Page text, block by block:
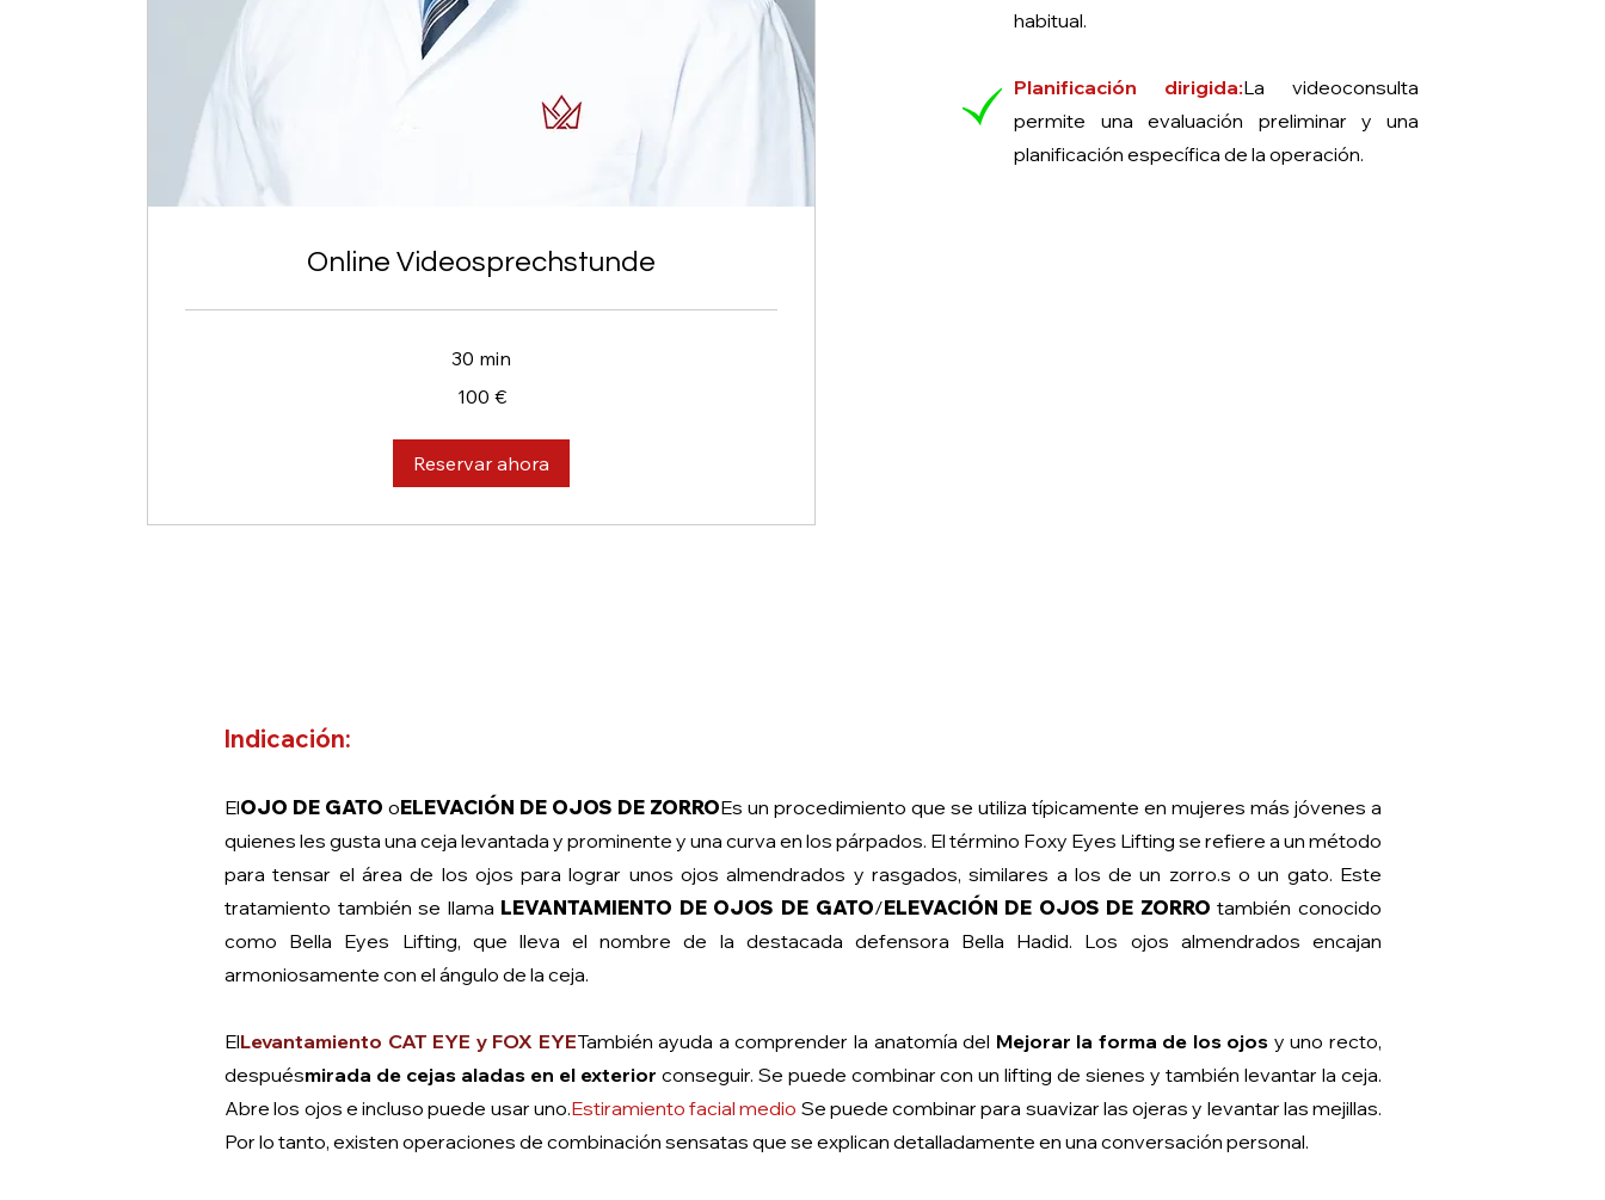
Online Videosprechstunde
30 min
100 €
Reservar ahora
habitual.
Planificación dirigida:La videoconsulta
permite una evaluación preliminar y una
planificación específica de la operación.
Indicación:
ElOJO DE GATO oELEVACIÓN DE OJOS DE ZORROEs un procedimiento que se utiliza típicamente en mujeres más jóvenes a
quienes les gusta una ceja levantada y prominente y una curva en los párpados. El término Foxy Eyes Lifting se refiere a un método
para tensar el área de los ojos para lograr unos ojos almendrados y rasgados, similares a los de un zorro.s o un gato. Este
tratamiento también se llama LEVANTAMIENTO DE OJOS DE GATO/ELEVACIÓN DE OJOS DE ZORRO también conocido
como Bella Eyes Lifting, que lleva el nombre de la destacada defensora Bella Hadid. Los ojos almendrados encajan
armoniosamente con el ángulo de la ceja.
ElLevantamiento CAT EYE y FOX EYETambién ayuda a comprender la anatomía del Mejorar la forma de los ojos y uno recto,
despuésmirada de cejas aladas en el exterior conseguir. Se puede combinar con un lifting de sienes y también levantar la ceja.
Abre los ojos e incluso puede usar uno.Estiramiento facial medio Se puede combinar para suavizar las ojeras y levantar las mejillas.
Por lo tanto, existen operaciones de combinación sensatas que se explican detalladamente en una conversación personal.